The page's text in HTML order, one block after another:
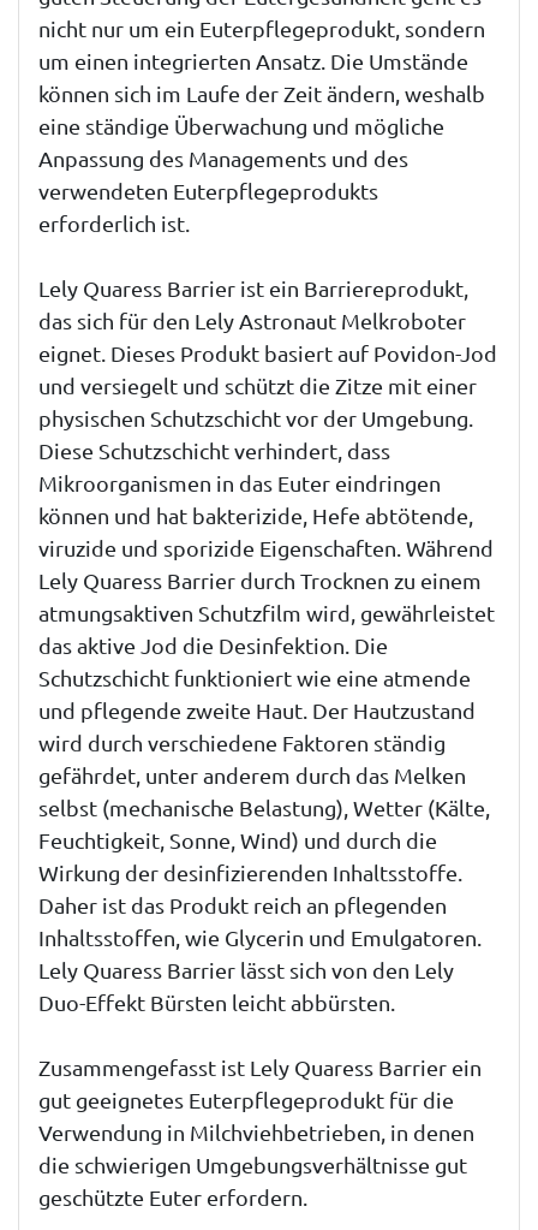
nicht nur um ein Euterpflegeprodukt, sondern
um einen integrierten Ansatz. Die Umstände
können sich im Laufe der Zeit ändern, weshalb
eine ständige Überwachung und mögliche
Anpassung des Managements und des
verwendeten Euterpflegeprodukts
erforderlich ist.
Lely Quaress Barrier ist ein Barriereprodukt,
das sich für den Lely Astronaut Melkroboter
eignet. Dieses Produkt basiert auf Povidon-Jod
und versiegelt und schützt die Zitze mit einer
physischen Schutzschicht vor der Umgebung.
Diese Schutzschicht verhindert, dass
Mikroorganismen in das Euter eindringen
können und hat bakterizide, Hefe abtötende,
viruzide und sporizide Eigenschaften. Während
Lely Quaress Barrier durch Trocknen zu einem
atmungsaktiven Schutzfilm wird, gewährleistet
das aktive Jod die Desinfektion. Die
Schutzschicht funktioniert wie eine atmende
und pflegende zweite Haut. Der Hautzustand
wird durch verschiedene Faktoren ständig
gefährdet, unter anderem durch das Melken
selbst (mechanische Belastung), Wetter (Kälte,
Feuchtigkeit, Sonne, Wind) und durch die
Wirkung der desinfizierenden Inhaltsstoffe.
Daher ist das Produkt reich an pflegenden
Inhaltsstoffen, wie Glycerin und Emulgatoren.
Lely Quaress Barrier lässt sich von den Lely
Duo-Effekt Bürsten leicht abbürsten.
Zusammengefasst ist Lely Quaress Barrier ein
gut geeignetes Euterpflegeprodukt für die
Verwendung in Milchviehbetrieben, in denen
die schwierigen Umgebungsverhältnisse gut
geschützte Euter erfordern.